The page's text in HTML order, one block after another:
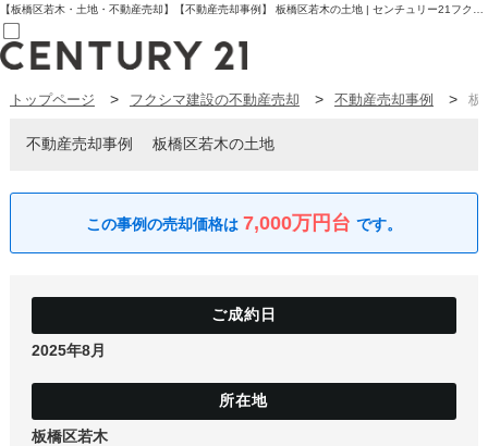
売買部
賃貸部
新規会員登録
お気に入り物件一覧
物件を探す
条件から探す
学区から探す
住宅ローン控除シミュレータ
新築戸建て
トップページ フクシマ建設の不動産売却 不動産売却事例 板
不動産売却事例 板橋区若木の土地
7,000万円台
2025年8月
板橋区若木